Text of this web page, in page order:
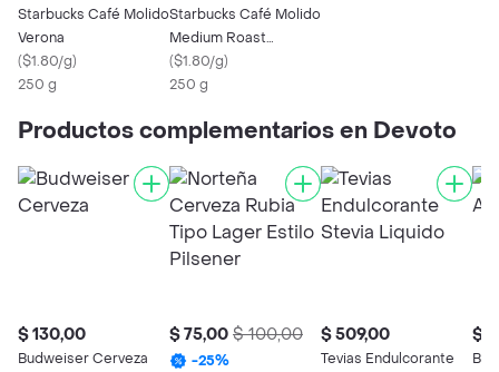
Starbucks Café Molido
Verona
($1.80/g)
250 g
Starbucks Café Molido
Medium Roast
Colombia
($1.80/g)
250 g
Productos complementarios en Devoto
$ 130,00
Budweiser Cerveza
$ 75,00 $ 100,00
-25%
$ 509,00
Tevias Endulcorante
$